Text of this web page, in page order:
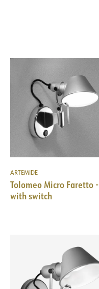
ARTEMIDE
Tolomeo Micro Faretto -
with switch